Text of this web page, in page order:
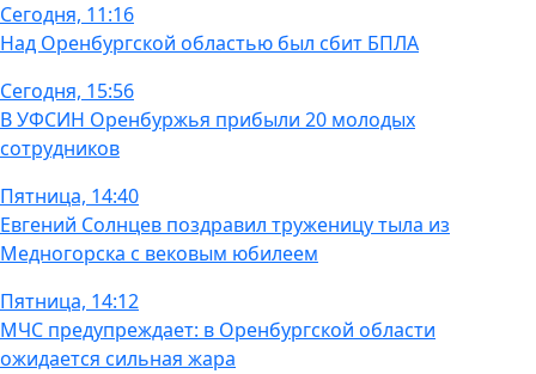
Сегодня, 11:16
Над Оренбургской областью был сбит БПЛА
Сегодня, 15:56
В УФСИН Оренбуржья прибыли 20 молодых
сотрудников
Пятница, 14:40
Евгений Солнцев поздравил труженицу тыла из
Медногорска с вековым юбилеем
Пятница, 14:12
МЧС предупреждает: в Оренбургской области
ожидается сильная жара